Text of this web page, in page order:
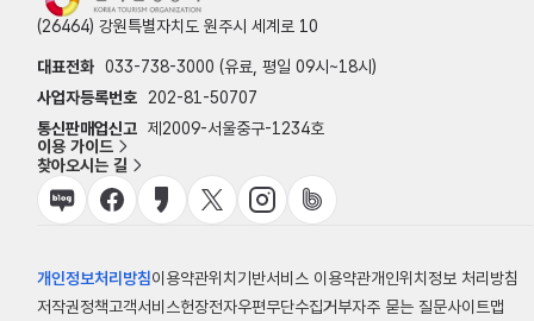
(26464) 강원특별자치도 원주시 세계로 10
대표전화 033-738-3000 (유료, 평일 09시~18시)
사업자등록번호
202-81-50707
통신판매업신고 제2009-서울중구-1234호
이용 가이드
찾아오시는 길
개인정보처리방침이용약관위치기반서비스 이용약관개인위치정보 처리방침
저작권정책고객서비스헌장전자우편무단수집거부자주 묻는 질문사이트맵